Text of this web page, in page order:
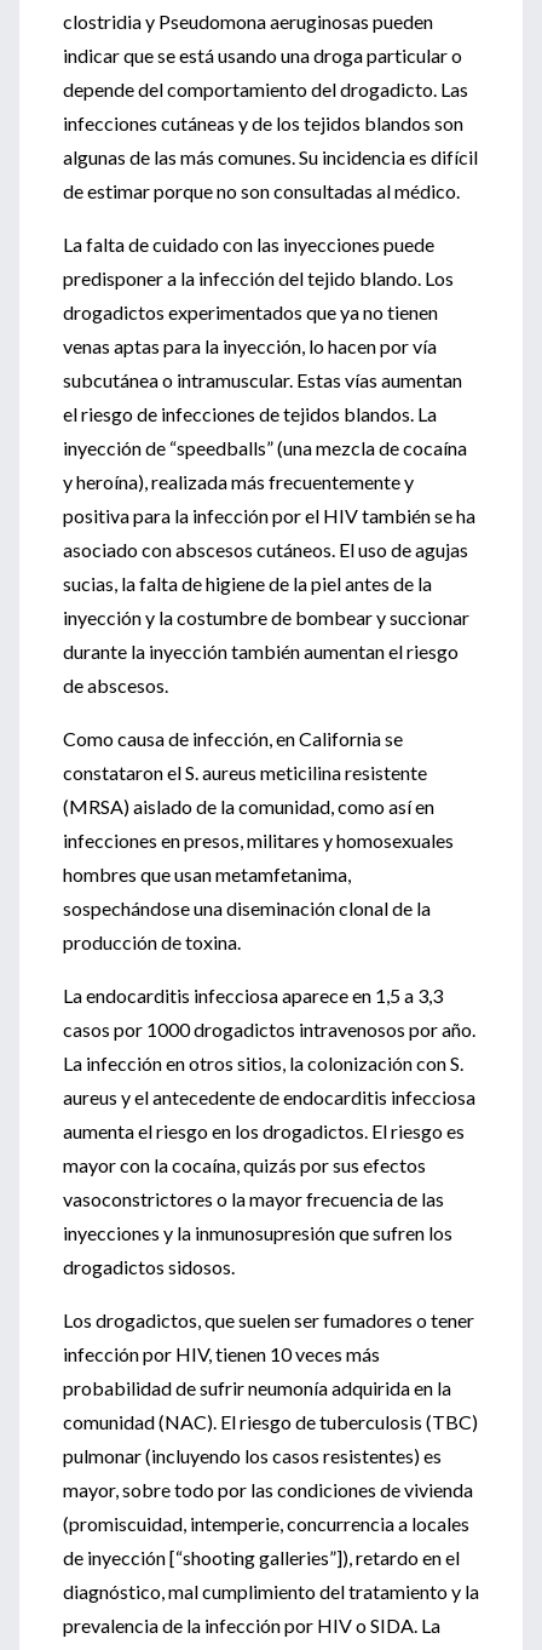
clostridia y Pseudomona aeruginosas pueden
indicar que se está usando una droga particular o
depende del comportamiento del drogadicto. Las
infecciones cutáneas y de los tejidos blandos son
algunas de las más comunes. Su incidencia es difícil
de estimar porque no son consultadas al médico.
La falta de cuidado con las inyecciones puede
predisponer a la infección del tejido blando. Los
drogadictos experimentados que ya no tienen
venas aptas para la inyección, lo hacen por vía
subcutánea o intramuscular. Estas vías aumentan
el riesgo de infecciones de tejidos blandos. La
inyección de “speedballs” (una mezcla de cocaína
y heroína), realizada más frecuentemente y
positiva para la infección por el HIV también se ha
asociado con abscesos cutáneos. El uso de agujas
sucias, la falta de higiene de la piel antes de la
inyección y la costumbre de bombear y succionar
durante la inyección también aumentan el riesgo
de abscesos.
Como causa de infección, en California se
constataron el S. aureus meticilina resistente
(MRSA) aislado de la comunidad, como así en
infecciones en presos, militares y homosexuales
hombres que usan metamfetanima,
sospechándose una diseminación clonal de la
producción de toxina.
La endocarditis infecciosa aparece en 1,5 a 3,3
casos por 1000 drogadictos intravenosos por año.
La infección en otros sitios, la colonización con S.
aureus y el antecedente de endocarditis infecciosa
aumenta el riesgo en los drogadictos. El riesgo es
mayor con la cocaína, quizás por sus efectos
vasoconstrictores o la mayor frecuencia de las
inyecciones y la inmunosupresión que sufren los
drogadictos sidosos.
Los drogadictos, que suelen ser fumadores o tener
infección por HIV, tienen 10 veces más
probabilidad de sufrir neumonía adquirida en la
comunidad (NAC). El riesgo de tuberculosis (TBC)
pulmonar (incluyendo los casos resistentes) es
mayor, sobre todo por las condiciones de vivienda
(promiscuidad, intemperie, concurrencia a locales
de inyección [“shooting galleries”]), retardo en el
diagnóstico, mal cumplimiento del tratamiento y la
prevalencia de la infección por HIV o SIDA. La